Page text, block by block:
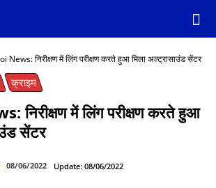
News: निरीक्षण में लिंग परीक्षण करते हुआ मिला अल्ट्रासाउंड सेंटर
क्राइम
निरीक्षण में लिंग परीक्षण करते हुआ
सेंटर
08/06/2022 Update: 08/06/2022